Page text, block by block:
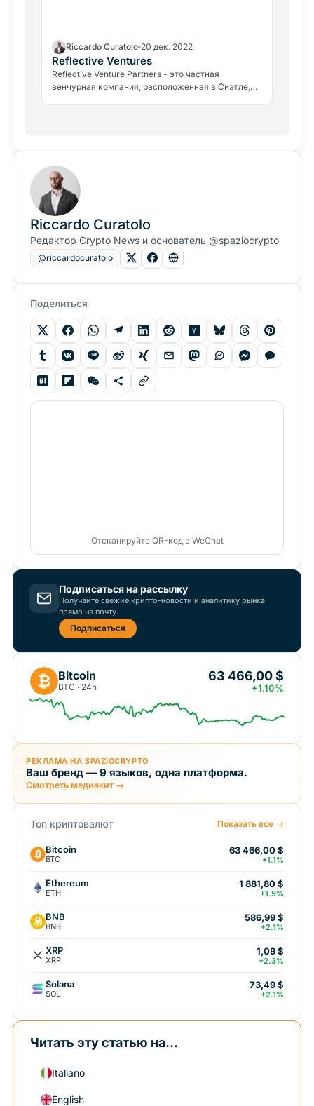
Riccardo Curatolo 20 дек. 2022
Reflective Ventures
Reflective Venture Partners - это частная
венчурная компания, расположенная в Сиэтле,
Riccardo Curatolo
Редактор Crypto News и основатель @spaziocrypto
@riccardocuratolo
Поделиться
Отсканируйте QR-код в WeChat
Подписаться на рассылку
Получайте свежие крипто-новости и аналитику рынка
прямо на почту.
Подписаться
₿ Bitcoin
BTC · 24h
63 466,00 $
+1.10%
РЕКЛАМА НА SPAZIOCRYPTO
Ваш бренд — 9 языков, одна платформа.
Смотреть медиакит →
Топ криптовалют Показать все →
Bitcoin
BTC
63 466,00 $
+1.1%
Ethereum
ETH
1 881,80 $
+1.9%
BNB
BNB
586,99 $
+2.1%
XRP
XRP
1,09 $
+2.3%
Solana
SOL
73,49 $
+2.1%
Читать эту статью на...
Italiano
English